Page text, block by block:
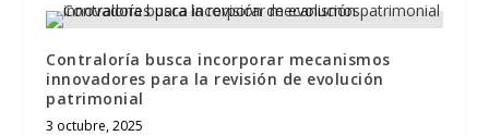
Contraloría busca incorporar mecanismos
innovadores para la revisión de evolución
patrimonial
3 octubre, 2025